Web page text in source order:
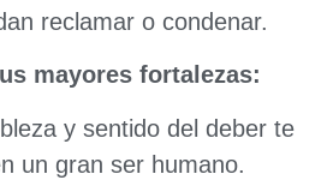
reclamar o condenar.
mayores fortalezas:
y sentido del deber te
un gran ser humano.